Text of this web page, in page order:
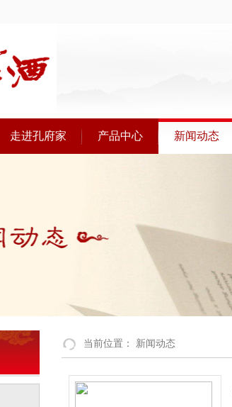
走进孔府家 产品中心 新闻动态
当前位置： 新闻动态